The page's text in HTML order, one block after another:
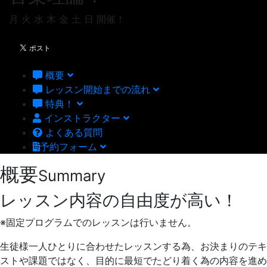
月 火 水 木 金 土 日 開催！
概要
レッスン開始までの流れ
特典！
インストラクター
よくある質問
予約フォーム
概要Summary
レッスン内容の自由度が高い！
※固定プログラムでのレッスンは行いません。
生徒様一人ひとりに合わせたレッスンする為、お決まりのテキ
ストや課題ではなく、目的に最短でたどり着く為の内容を進め